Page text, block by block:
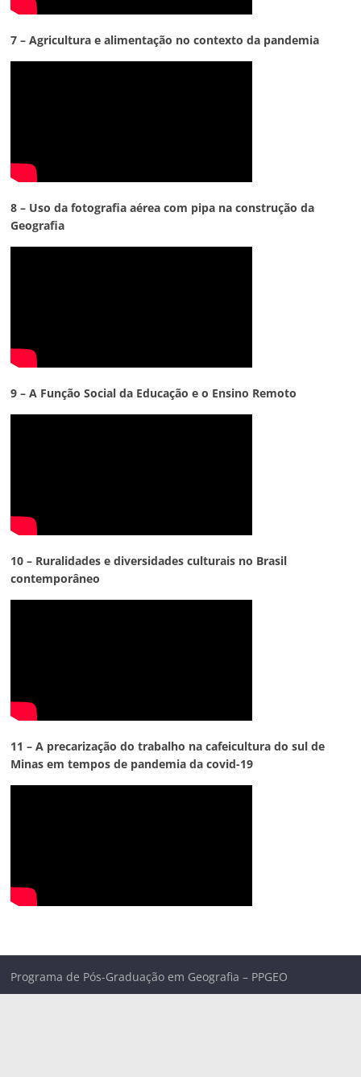
7 – Agricultura e alimentação no contexto da pandemia
8 – Uso da fotografia aérea com pipa na construção da
Geografia
9 – A Função Social da Educação e o Ensino Remoto
10 – Ruralidades e diversidades culturais no Brasil
contemporâneo
11 – A precarização do trabalho na cafeicultura do sul de
Minas em tempos de pandemia da covid-19
Programa de Pós-Graduação em Geografia – PPGEO